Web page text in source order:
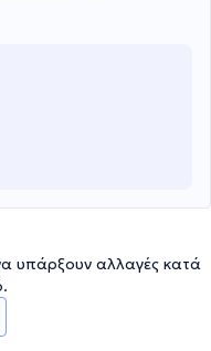
και της Πανευρωπαϊκής
να υπάρξουν αλλαγές κατά